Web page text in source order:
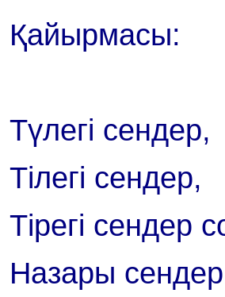
Қайырмасы:
Түлегі сендер,
Тілегі сендер,
Тірегі сендер
Назары